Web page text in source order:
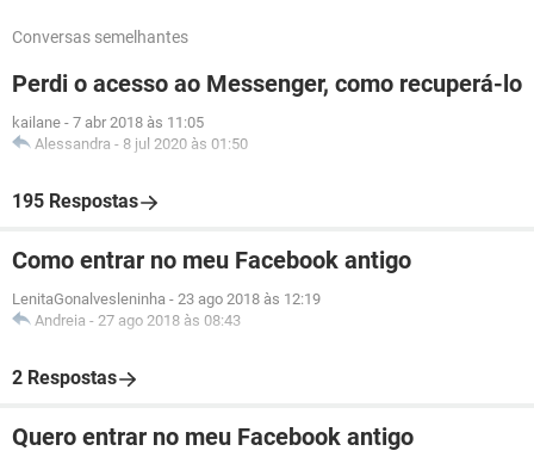
Conversas semelhantes
Perdi o acesso ao Messenger, como recuperá-lo
kailane - 7 abr 2018 às 11:05
Alessandra - 8 jul 2020 às 01:50
195 Respostas
Como entrar no meu Facebook antigo
LenitaGonalvesleninha - 23 ago 2018 às 12:19
Andreia - 27 ago 2018 às 08:43
2 Respostas
Quero entrar no meu Facebook antigo